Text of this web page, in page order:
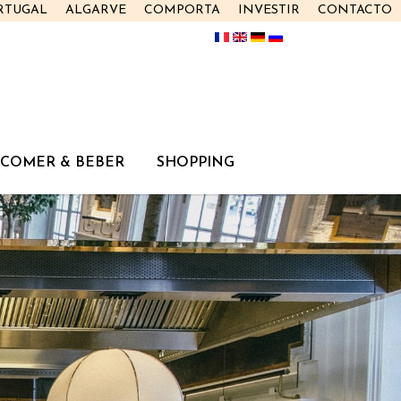
CONTACTO
INVESTIR
COMPORTA
ALGARVE
COMER & BEBER SHOPPING